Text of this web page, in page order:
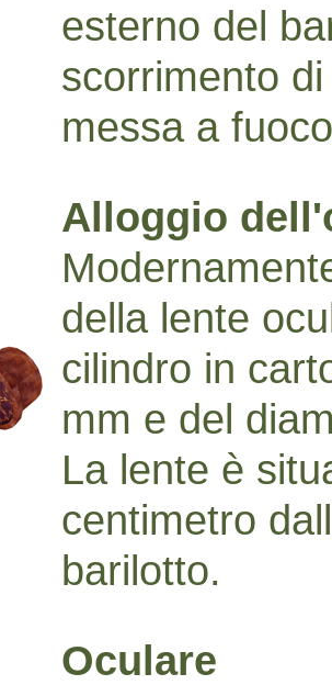
esterno del
scorrimento
messa a
Alloggio
della lente
cilindro in
mm e del
La lente è
centimetro
barilotto.
Oculare